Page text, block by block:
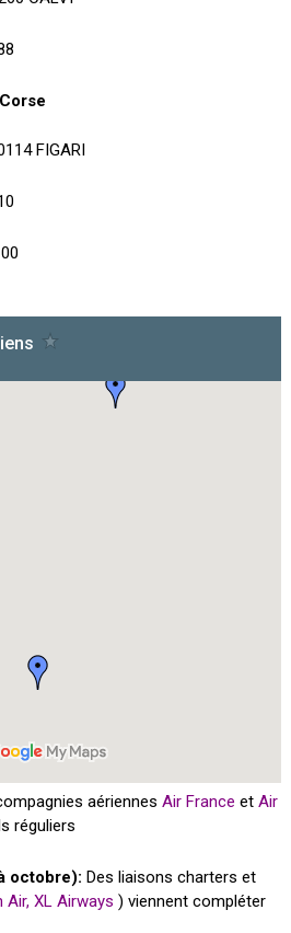
FIGARI
aériennes Air France et Air
réguliers
octobre): Des liaisons charters et
Air, XL Airways ) viennent compléter